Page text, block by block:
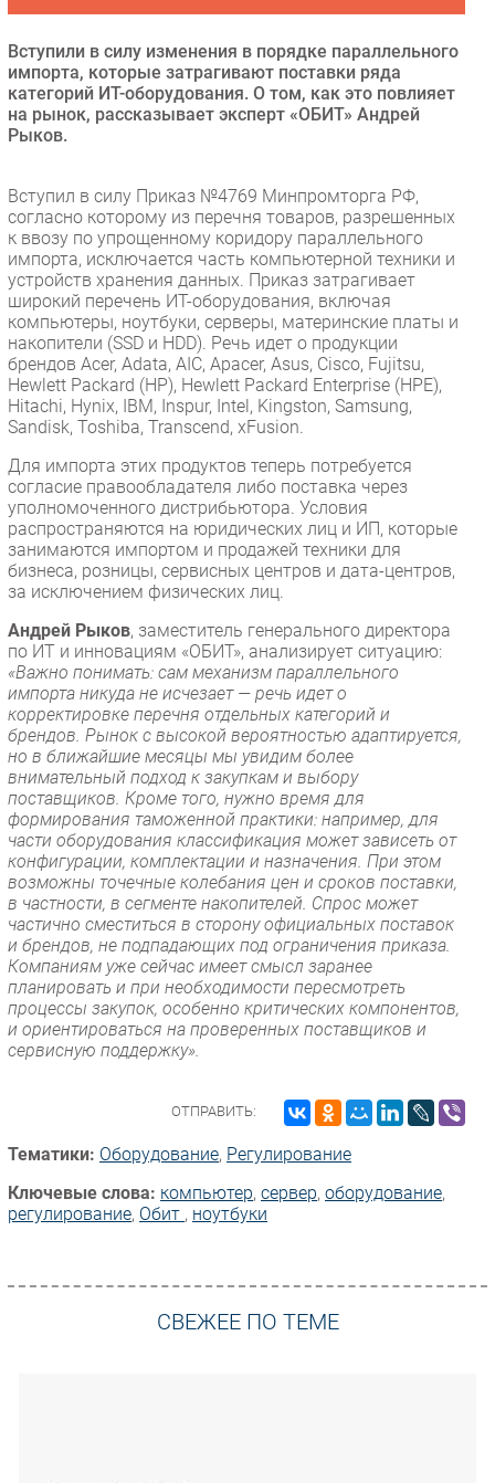
Инновации
CIO/Управление ИТ
Гаджеты
РАЗДЕЛЫ
Новости
Аналитика
Интервью
Мероприятия
Проекты
IT класс
Каталог компаний
Вступили в силу изменения в порядке параллельного
импорта, которые затрагивают поставки ряда
категорий ИТ-оборудования. О том, как это повлияет
на рынок, рассказывает эксперт «ОБИТ» Андрей
Рыков.
Вступил в силу Приказ №4769 Минпромторга РФ,
согласно которому из перечня товаров, разрешенных
к ввозу по упрощенному коридору параллельного
импорта, исключается часть компьютерной техники и
устройств хранения данных. Приказ затрагивает
широкий перечень ИТ-оборудования, включая
компьютеры, ноутбуки, серверы, материнские платы и
накопители (SSD и HDD). Речь идет о продукции
брендов Acer, Adata, AIC, Apacer, Asus, Cisco, Fujitsu,
Hewlett Packard (HP), Hewlett Packard Enterprise (HPE),
Hitachi, Hynix, IBM, Inspur, Intel, Kingston, Samsung,
Sandisk, Toshiba, Transcend, xFusion.
Для импорта этих продуктов теперь потребуется
согласие правообладателя либо поставка через
уполномоченного дистрибьютора. Условия
распространяются на юридических лиц и ИП, которые
занимаются импортом и продажей техники для
бизнеса, розницы, сервисных центров и дата-центров,
за исключением физических лиц.
Андрей Рыков, заместитель генерального директора
по ИТ и инновациям «ОБИТ», анализирует ситуацию:
«Важно понимать: сам механизм параллельного
импорта никуда не исчезает — речь идет о
корректировке перечня отдельных категорий и
брендов. Рынок с высокой вероятностью адаптируется,
но в ближайшие месяцы мы увидим более
внимательный подход к закупкам и выбору
поставщиков. Кроме того, нужно время для
формирования таможенной практики: например, для
части оборудования классификация может зависеть от
конфигурации, комплектации и назначения. При этом
возможны точечные колебания цен и сроков поставки,
в частности, в сегменте накопителей. Спрос может
частично сместиться в сторону официальных поставок
и брендов, не подпадающих под ограничения приказа.
Компаниям уже сейчас имеет смысл заранее
планировать и при необходимости пересмотреть
процессы закупок, особенно критических компонентов,
и ориентироваться на проверенных поставщиков и
сервисную поддержку».
ОТПРАВИТЬ:
Тематики: Оборудование, Регулирование
Ключевые слова: компьютер, сервер, оборудование,
регулирование, Обит , ноутбуки
СВЕЖЕЕ ПО ТЕМЕ